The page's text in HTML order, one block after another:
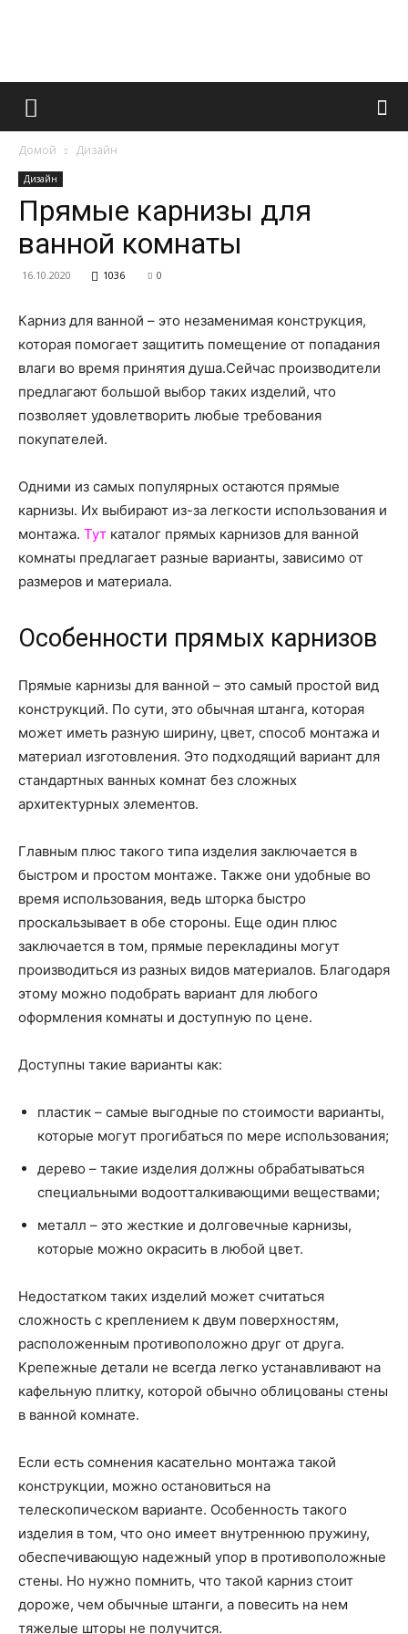
Французский
и
все
о
нем
Домой Дизайн
Дизайн
Прямые карнизы для
ванной комнаты
16.10.2020 1036 0
Карниз для ванной – это незаменимая конструкция,
которая помогает защитить помещение от попадания
влаги во время принятия душа.Сейчас производители
предлагают большой выбор таких изделий, что
позволяет удовлетворить любые требования
покупателей.
Одними из самых популярных остаются прямые
карнизы. Их выбирают из-за легкости использования и
монтажа. Тут каталог прямых карнизов для ванной
комнаты предлагает разные варианты, зависимо от
размеров и материала.
Особенности прямых карнизов
Прямые карнизы для ванной – это самый простой вид
конструкций. По сути, это обычная штанга, которая
может иметь разную ширину, цвет, способ монтажа и
материал изготовления. Это подходящий вариант для
стандартных ванных комнат без сложных
архитектурных элементов.
Главным плюс такого типа изделия заключается в
быстром и простом монтаже. Также они удобные во
время использования, ведь шторка быстро
проскальзывает в обе стороны. Еще один плюс
заключается в том, прямые перекладины могут
производиться из разных видов материалов. Благодаря
этому можно подобрать вариант для любого
оформления комнаты и доступную по цене.
Доступны такие варианты как:
пластик – самые выгодные по стоимости варианты,
которые могут прогибаться по мере использования;
дерево – такие изделия должны обрабатываться
специальными водоотталкивающими веществами;
металл – это жесткие и долговечные карнизы,
которые можно окрасить в любой цвет.
Недостатком таких изделий может считаться
сложность с креплением к двум поверхностям,
расположенным противоположно друг от друга.
Крепежные детали не всегда легко устанавливают на
кафельную плитку, которой обычно облицованы стены
в ванной комнате.
Если есть сомнения касательно монтажа такой
конструкции, можно остановиться на
телескопическом варианте. Особенность такого
изделия в том, что оно имеет внутреннюю пружину,
обеспечивающую надежный упор в противоположные
стены. Но нужно помнить, что такой карниз стоит
дороже, чем обычные штанги, а повесить на нем
тяжелые шторы не получится.